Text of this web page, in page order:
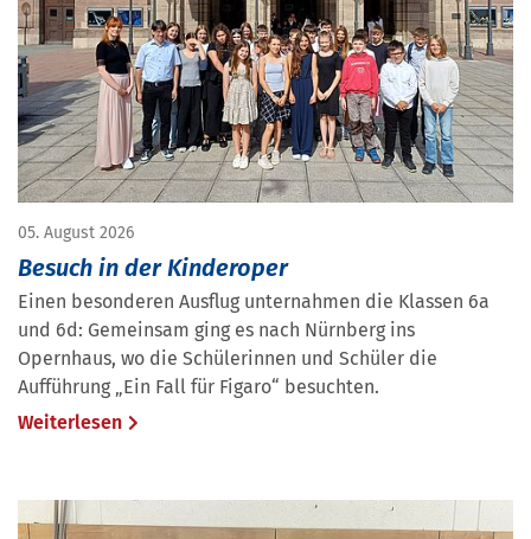
05. August 2026
Besuch in der Kinderoper
Einen besonderen Ausflug unternahmen die Klassen 6a
und 6d: Gemeinsam ging es nach Nürnberg ins
Opernhaus, wo die Schülerinnen und Schüler die
Aufführung „Ein Fall für Figaro“ besuchten.
Weiterlesen